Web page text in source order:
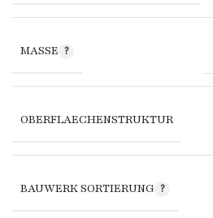
MASSE
OBERFLAECHENSTRUKTUR
BAUWERK SORTIERUNG